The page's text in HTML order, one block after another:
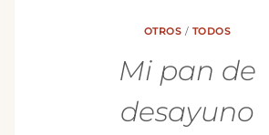
OTROS / TODOS
Mi pan de
desayuno